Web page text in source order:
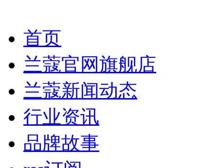
首页
兰蔻官网旗舰店
兰蔻新闻动态
行业资讯
品牌故事